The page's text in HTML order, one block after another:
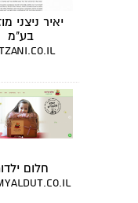
יאיר ניצני
בע"מ
חלום